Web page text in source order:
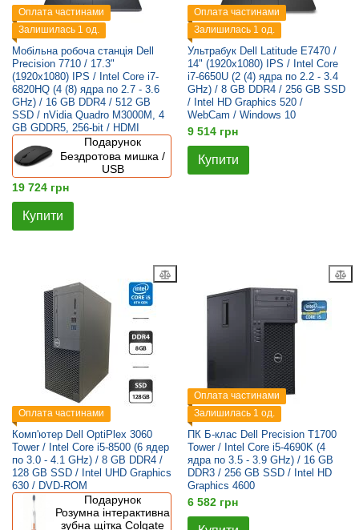
Оплата частинами
Залишилась 1 од.
Мобільна робоча станція Dell
Precision 7710 / 17.3"
(1920x1080) IPS / Intel Core i7-
6820HQ (4 (8) ядра по 2.7 - 3.6
GHz) / 16 GB DDR4 / 512 GB
SSD / nVidia Quadro M3000M, 4
GB GDDR5, 256-bit / HDMI
Подарунок
Бездротова мишка /
USB
19 724 грн
Купити
Оплата частинами
Залишилась 1 од.
Ультрабук Dell Latitude E7470 /
14" (1920x1080) IPS / Intel Core
i7-6650U (2 (4) ядра по 2.2 - 3.4
GHz) / 8 GB DDR4 / 256 GB SSD
/ Intel HD Graphics 520 /
WebCam / Windows 10
9 514 грн
Купити
Оплата частинами
Комп'ютер Dell OptiPlex 3060
Tower / Intel Core i5-8500 (6 ядер
по 3.0 - 4.1 GHz) / 8 GB DDR4 /
128 GB SSD / Intel UHD Graphics
630 / DVD-ROM
Подарунок
Розумна інтерактивна
зубна щітка Colgate
Оплата частинами
Залишилась 1 од.
ПК Б-клас Dell Precision T1700
Tower / Intel Core i5-4690K (4
ядра по 3.5 - 3.9 GHz) / 16 GB
DDR3 / 256 GB SSD / Intel HD
Graphics 4600
6 582 грн